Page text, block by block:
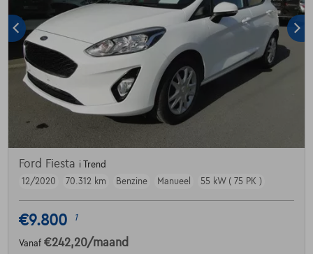
Ford Fiesta i Trend
12/2020
70.312 km Benzine Manueel 55 kW ( 75 PK )
€9.800 1
Vanaf €242,20/maand